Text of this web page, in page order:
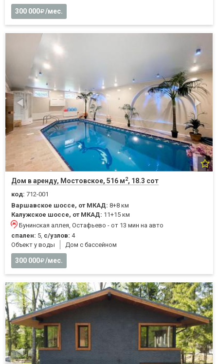
300 000 /мес.
Дом в аренду, Мостовское, 516 м2, 18.3 сот
код: 712-001
Варшавское шоссе, от МКАД: 8+8 км
Калужское шоссе, от МКАД: 11+15 км
Бунинская аллея, Остафьево - от 13 мин на авто
спален: 5, с/узлов: 4
Объект у воды
Дом с бассейном
300 000 /мес.